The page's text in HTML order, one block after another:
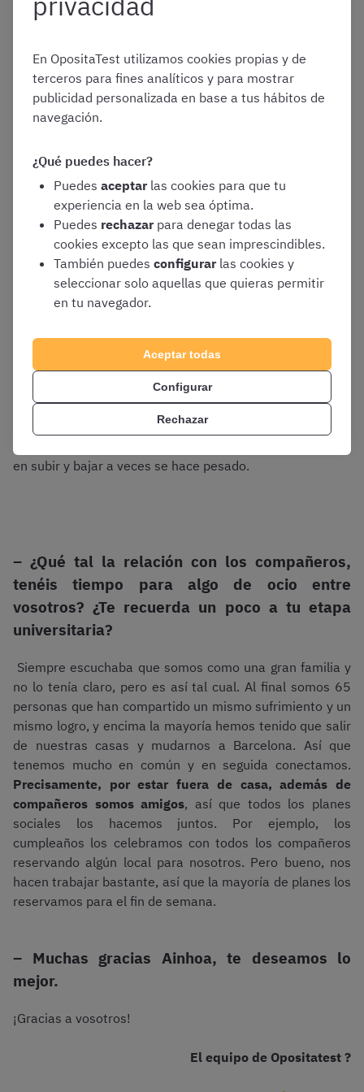
imprescindibles de la experiencia, pero los profesores de
pierde estando tan metido en la llevanza de un juzgado.
Todos tienen algo que aportarnos: está quien nos da
mucha jurisprudencia, quien nos da consejos desde la
«trinchera» y quien nos hace darle una vuelta a todas las
– ¿Qué cambiarías de la Escuela Judicial y qué
te parece que es lo mejor que tiene?
Lo mejor de la Escuela es que tenemos unaformación
integral en todos los aspectos,
volver a tener la oportunidad de analizarlo todo tan
sosegadamente, y es todo un lujo.Quizá si tuviese que
cambiar algo sería la ubicación
coger tres medios de transporte para llegar hasta allí:
ferrocarril, funicular y autobús, y aunque los primeros
en subir y bajar a veces se hace pesado.
– ¿Qué tal la relación con los compañeros,
tenéis tiempo para algo de ocio entre
vosotros? ¿Te recuerda un poco a tu etapa
universitaria?
Siempre escuchaba que somos como una gran familia y
no lo tenía claro, pero es así tal cual. Al final somos 65
personas que han compartido un mismo sufrimiento y un
mismo logro, y encima la mayoría hemos tenido que salir
de nuestras casas y mudarnos a Barcelona. Así que
tenemos mucho en común y en seguida conectamos.
Precisamente, por estar fuera de casa, además de
compañeros somos amigos, así que todos los planes
sociales los hacemos juntos. Por ejemplo, los
cumpleaños los celebramos con todos los compañeros
reservando algún local para nosotros. Pero bueno, nos
hacen trabajar bastante, así que la mayoría de planes los
reservamos para el fin de semana.
– Muchas gracias Ainhoa, te deseamos lo
mejor.
¡Gracias a vosotros!
El equipo de Opositatest ?
En OpositaTest utilizamos cookies propias y de
terceros para fines analíticos y para mostrar
publicidad personalizada en base a tus hábitos de
navegación.
¿Qué puedes hacer?
Puedes aceptar las cookies para que tu
experiencia en la web sea óptima.
Puedes rechazar para denegar todas las
cookies excepto las que sean imprescindibles.
También puedes configurar las cookies y
seleccionar solo aquellas que quieras permitir
en tu navegador.
Aceptar todas
Configurar
Rechazar